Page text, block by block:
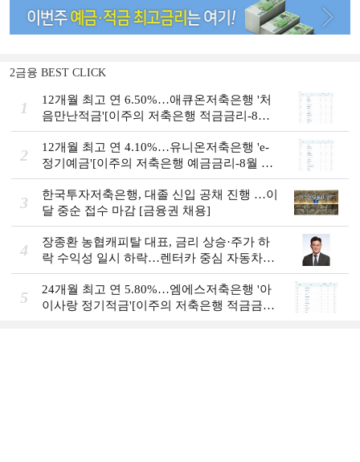
2금융 BEST CLICK
1
12개월 최고 연 6.50%…애큐온저축은행 '처
음만난적금'[이주의 저축은행 적금금리-8월
2주]
2
12개월 최고 연 4.10%…유니온저축은행 'e-
정기예금'[이주의 저축은행 예금금리-8월 2
주]
3
한국투자저축은행, 대졸 신입 공채 진행 …이
달 중순 접수 마감 [금융권 채용]
4
장종환 농협캐피탈 대표, 금리 상승·주가 하
락 수익성 일시 하락…렌터카 중심 자동차금
융 성장세 [2026 금융사 상반기 실적]
5
24개월 최고 연 5.80%…엠에스저축은행 '아
이사랑 정기적금'[이주의 저축은행 적금금